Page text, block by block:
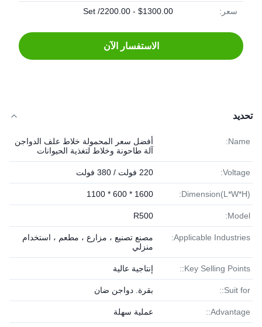
سعر: $1300.00 - 2200.00/ Set
الاستفسار الآن
تحديد
Name:
أفضل سعر المحمولة خلاط علف الدواجن
آلة طاحونة وخلاط لتغذية الحيوانات
Voltage: 220 فولت / 380 فولت
Dimension(L*W*H):
1600 * 600 * 1100
Model:
R500
Applicable Industries:
مصنع تصنيع ، مزارع ، مطعم ، استخدام
منزلي
Key Selling Points:: إنتاجية عالية
Suit for:: بقرة. دواجن ضان
Advantage:: عملية سهلة